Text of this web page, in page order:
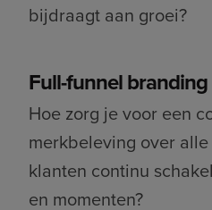
bijdraagt aan groei?
Full-funnel branding
Hoe zorg je voor een
merkbeleving over
klanten continu
en momenten?